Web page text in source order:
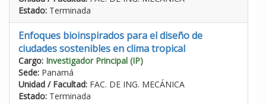
Estado: Terminada
Enfoques bioinspirados para el diseño de
ciudades sostenibles en clima tropical
Cargo: Investigador Principal (IP)
Sede: Panamá
Unidad / Facultad: FAC. DE ING. MECÁNICA
Estado: Terminada